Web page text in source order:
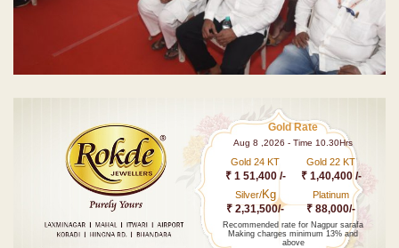
Gold Rate
Aug 8 ,2026 - Time 10.30Hrs
Gold 24 KT
₹ 1 51,400 /-
Gold 22 KT
₹ 1,40,400 /-
Silver/Kg
₹ 2,31,500/-
Platinum
₹ 88,000/-
Recommended rate for Nagpur sarafa
Making charges minimum 13% and
above